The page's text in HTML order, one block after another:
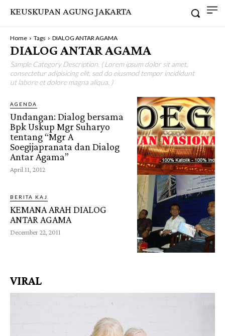
KEUSKUPAN AGUNG JAKARTA
Home Tags DIALOG ANTAR AGAMA
DIALOG ANTAR AGAMA
Sample Category Description. ( Lorem ipsum dolor sit amet,
consectetur adipisicing elit, sed do eiusmod tempor incididunt
ut labore et dolore magna aliqua. )
AGENDA
Undangan: Dialog bersama
Bpk Uskup Mgr Suharyo
tentang “Mgr A
Soegijapranata dan Dialog
Antar Agama”
April 11, 2012
BERITA KAJ
KEMANA ARAH DIALOG
ANTAR AGAMA
December 22, 2011
VIRAL